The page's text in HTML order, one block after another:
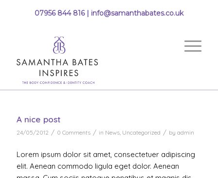
07956 844 816 | info@samanthabates.co.uk
A nice post
24/05/2012 / 0 Comments / in News, Uncategorized / by admin
Lorem ipsum dolor sit amet, consectetuer adipiscing
elit. Aenean commodo ligula eget dolor. Aenean